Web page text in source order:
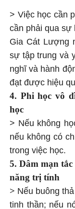
> Việc học cần
cần phải qua sự
Gia Cát Lượng
sự tập trung và
nghĩ và hành
đạt được hiệu
4. Phi học vô
học
> Nếu không
nếu không có
trong việc học.
5. Dâm mạn
năng trị tính
> Nếu buông
tinh thần; nếu